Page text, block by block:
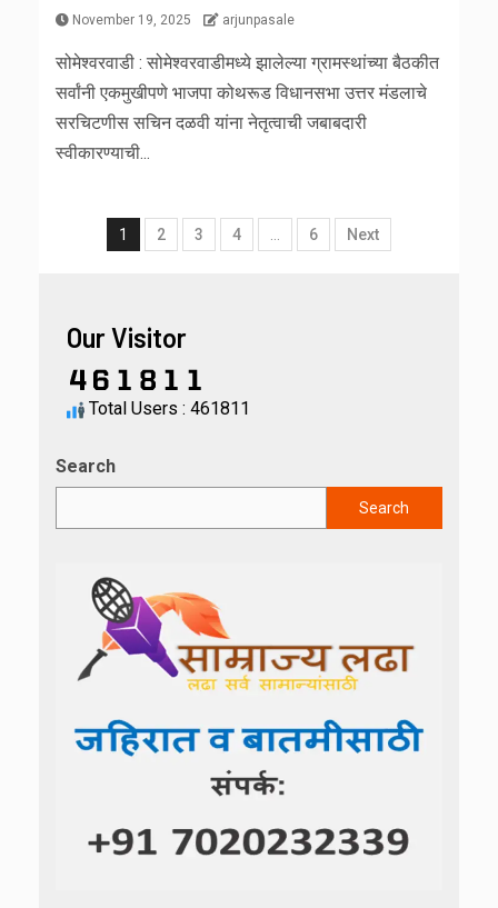
November 19, 2025 arjunpasale
सोमेश्वरवाडी : सोमेश्वरवाडीमध्ये झालेल्या ग्रामस्थांच्या बैठकीत
सर्वांनी एकमुखीपणे भाजपा कोथरूड विधानसभा उत्तर मंडलाचे
सरचिटणीस सचिन दळवी यांना नेतृत्वाची जबाबदारी
स्वीकारण्याची...
1 2 3 4 … 6 Next
Our Visitor
Total Users : 461811
Search
Search